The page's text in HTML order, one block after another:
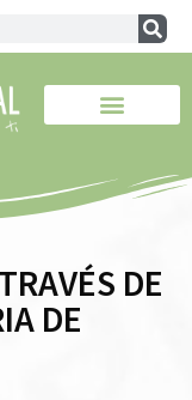
DE
DE